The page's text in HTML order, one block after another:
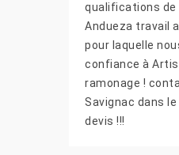
qualifications
Andueza travail
pour laquelle
confiance à
ramonage !
Savignac dans
devis !!!